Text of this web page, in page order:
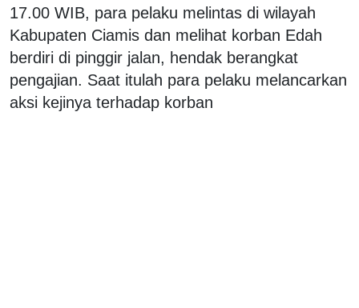
17.00 WIB, para pelaku melintas di wilayah
Kabupaten Ciamis dan melihat korban Edah
berdiri di pinggir jalan, hendak berangkat
pengajian. Saat itulah para pelaku melancarkan
aksi kejinya terhadap korban